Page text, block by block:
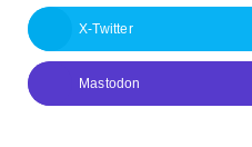
X-Twitter
Mastodon